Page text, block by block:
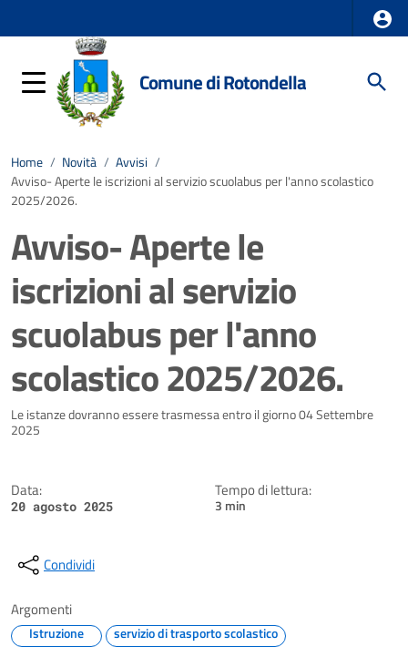
Comune di Rotondella
Home / Novità / Avvisi /
Avviso- Aperte le iscrizioni al servizio scuolabus per l'anno scolastico
2025/2026.
Avviso- Aperte le
iscrizioni al servizio
scuolabus per l'anno
scolastico 2025/2026.
Dettagli della notizia
Le istanze dovranno essere trasmessa entro il giorno 04 Settembre
2025
Data:
20 agosto 2025
Tempo di lettura:
3 min
Condividi
Argomenti
Istruzione servizio di trasporto scolastico